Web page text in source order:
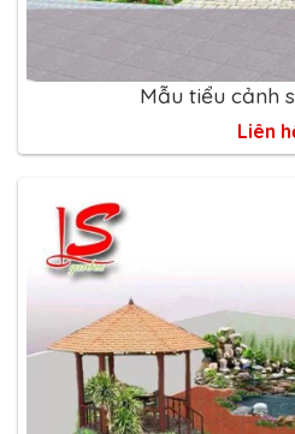
Mẫu tiểu cảnh
Liên